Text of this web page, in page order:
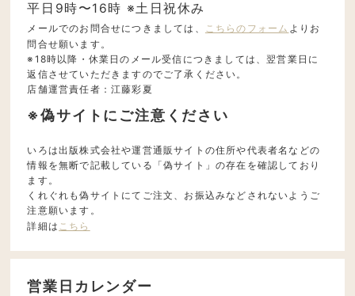
平日9時〜16時 ※土日祝休み
メールでのお問合せにつきましては、 こちらのフォーム よりお
問合せ願います。
※18時以降・休業日のメール受信につきましては、翌営業日に
返信させていただきますのでご了承ください。
店舗運営責任者：江藤彩夏
※偽サイトにご注意ください
いろは出版株式会社や運営通販サイトの住所や代表者名などの
情報を無断で記載している「偽サイト」の存在を確認しており
ます。
くれぐれも偽サイトにてご注文、お振込みなどされないようご
注意願います。
詳細は こちら
営業日カレンダー